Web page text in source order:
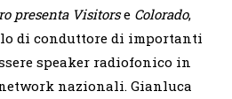
presenta Visitorse Colorado,
di conduttore di importanti
speaker radiofonico in
nazionali. Gianluca